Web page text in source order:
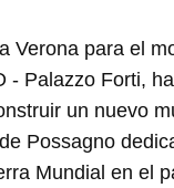
Verona para el
- Palazzo Forti,
un nuevo
Possagno
Mundial en el